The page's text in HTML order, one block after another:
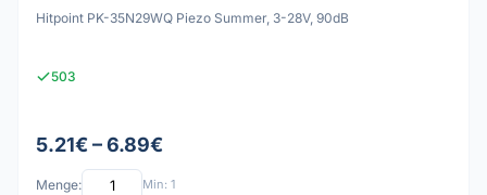
Hitpoint PK-35N29WQ Piezo Summer, 3-28V, 90dB
503
5.21€ – 6.89€
Menge: Min: 1